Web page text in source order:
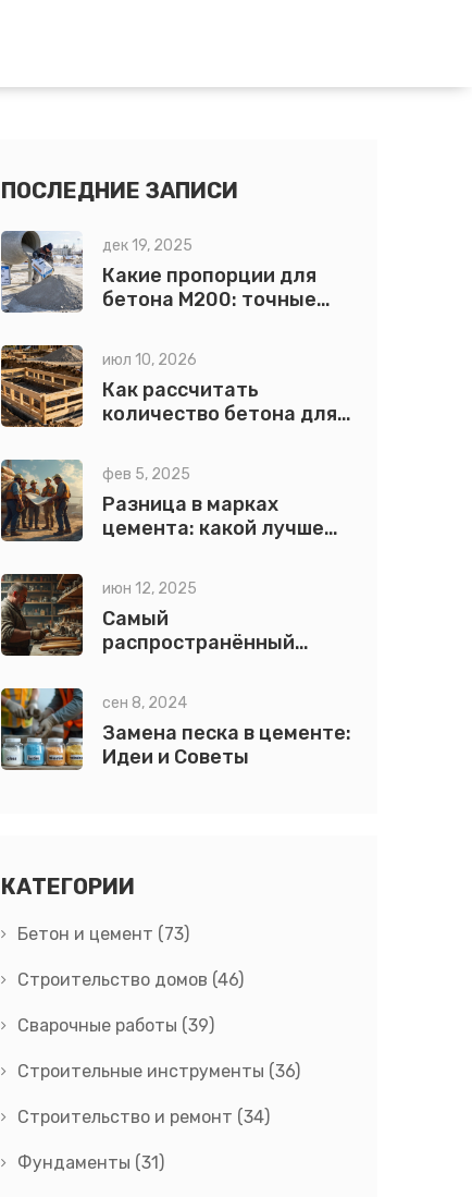
ПОСЛЕДНИЕ ЗАПИСИ
дек 19, 2025
Какие пропорции для
бетона М200: точные
песка и щебня
июл 10, 2026
Как рассчитать
количество бетона для
примеры
фев 5, 2025
Разница в марках
цемента: какой лучше
июн 12, 2025
Самый
распространённый
что это и почему он так
популярен
сен 8, 2024
Замена песка в цементе:
Идеи и Советы
КАТЕГОРИИ
Бетон и цемент (73)
Строительство домов (46)
Сварочные работы (39)
Строительные инструменты (36)
Строительство и ремонт (34)
Фундаменты (31)